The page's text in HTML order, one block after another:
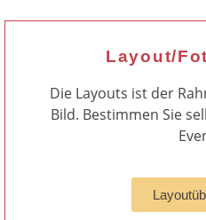
Layout/
Die Layouts ist der
Bild. Bestimmen Sie